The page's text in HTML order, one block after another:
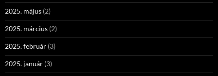
2025. május (2)
2025. március (2)
2025. február (3)
2025. január (3)